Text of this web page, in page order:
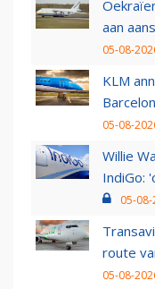
aan
05-08-
KLM
05-08-
Willie
IndiGo:
05-
route
05-08-